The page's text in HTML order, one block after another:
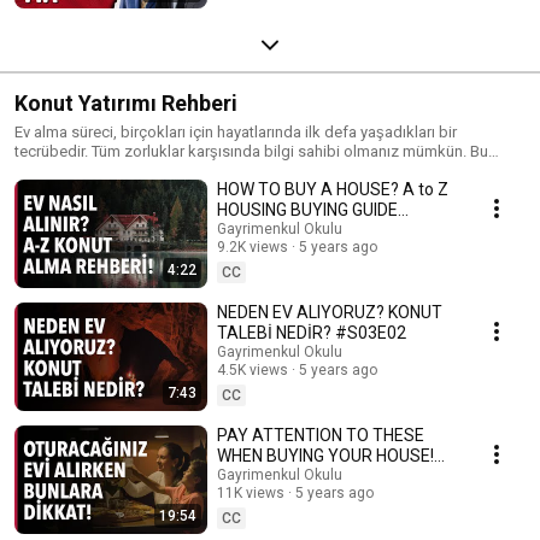
Konut Yatırımı Rehberi
Ev alma süreci, birçokları için hayatlarında ilk defa yaşadıkları bir
tecrübedir. Tüm zorluklar karşısında bilgi sahibi olmanız mümkün. Bu
Daha fazla bilgi sahibi olacak ve yatırımınızın karşılığını alabileceksiniz.
Şimdi listenin başından itibaren tüm videoları izlemeye başlayın. İyi
seyirler. . 📚 A'dan Z'ye Konut Yatırımı Rehberi kitabını %20 indirimle
alabilirsiniz. İndirim kodu: gmokulu https://igd.com.tr/urun/adan-zye-
konut-yatirimi-rehberi/ 4:22
HOW TO BUY A HOUSE? A to Z
HOUSING BUYING GUIDE
#S03E01
Gayrimenkul Okulu
9.2K views
5 years ago
CC
7:43
NEDEN EV ALIYORUZ? KONUT
TALEBİ NEDİR? #S03E02
Gayrimenkul Okulu
4.5K views
5 years ago
CC
19:54
PAY ATTENTION TO THESE
WHEN BUYING YOUR HOUSE!
#S03E03
Gayrimenkul Okulu
11K views
5 years ago
CC